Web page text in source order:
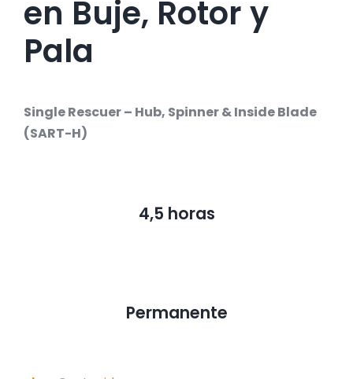
en Buje, Rotor y
Pala
Single Rescuer – Hub, Spinner & Inside Blade
(SART-H)
4,5 horas
Permanente